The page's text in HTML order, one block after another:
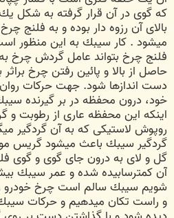
كه گوی در آن قرار گرفته به شكل
بالای آن رزوه دار بوده و به فلنج
ميشود . كار سيبك به اين منظور
فلنج چرخ بتواند عامل گردش چرخ
حاصل از بالا و پائين رفتن چرخ
دست اندازها شود. جهت حركات
خود، درون محفظه در بر گيرنده
اينكه اين محفظه عاری از رطوبت و
روپوش لاستيكی كه به آن گردگير
گردگير سيبك باعث ميشود گريس
گل و لای به درون جای گوی و گوی
آن كمترسابيده شده و عمر سيبك
شويم سيبك سالم است چرخ خودرو
و راست تكان ميدهيم و حركات